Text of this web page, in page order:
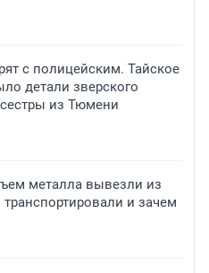
с полицейским. Тайское
детали зверского
из Тюмени
металла вывезли из
и зачем